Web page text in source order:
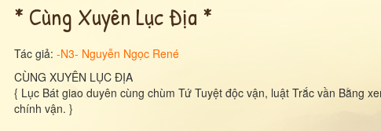
* Cùng Xuyên Lục Địa *
Tác giả: -N3- Nguyễn Ngọc René
CÙNG XUYÊN LỤC ĐỊA
{ Lục Bát giao duyên cùng chùm Tứ Tuyệt độc vận, luật Trắc vần Bằng
chính vận. }